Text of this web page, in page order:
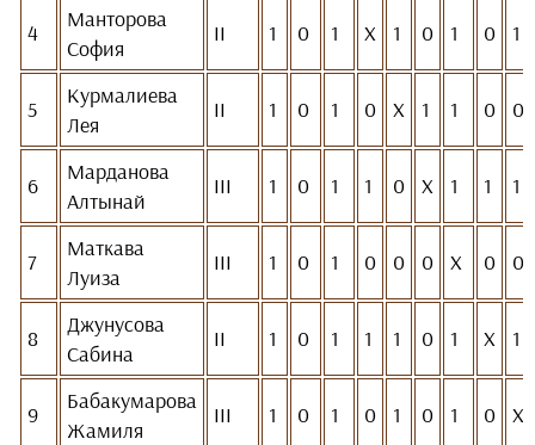
4
Манторова
София
II 1 0 1 Х 1 0 1 0 1
5
Курмалиева
Лея
II 1 0 1 0 Х 1 1 0 0
6
Марданова
Алтынай
III 1 0 1 1 0 Х 1 1 1
7
Маткава
Луиза
III 1 0 1 0 0 0 Х 0 0
8
Джунусова
Сабина
II 1 0 1 1 1 0 1 Х 1
9
Бабакумарова
Жамиля
III 1 0 1 0 1 0 1 0 Х